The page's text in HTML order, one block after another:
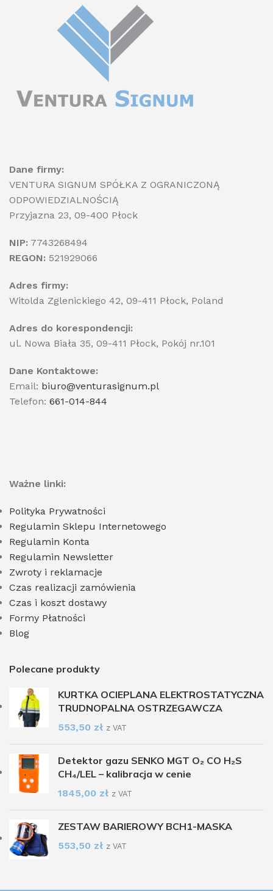
Dane firmy:
VENTURA SIGNUM SPÓŁKA Z OGRANICZONĄ
ODPOWIEDZIALNOŚCIĄ
Przyjazna 23, 09-400 Płock
NIP: 7743268494
REGON: 521929066
Adres firmy:
Witolda Zglenickiego 42, 09-411 Płock, Poland
Adres do korespondencji:
ul. Nowa Biała 35, 09-411 Płock, Pokój nr.101
Dane Kontaktowe:
Email: biuro@venturasignum.pl
Telefon: 661-014-844
Ważne linki:
Polityka Prywatności
Regulamin Sklepu Internetowego
Regulamin Konta
Regulamin Newsletter
Zwroty i reklamacje
Czas realizacji zamówienia
Czas i koszt dostawy
Formy Płatności
Blog
Polecane produkty
KURTKA OCIEPLANA ELEKTROSTATYCZNA
TRUDNOPALNA OSTRZEGAWCZA
553,50 zł z VAT
Detektor gazu SENKO MGT O₂ CO H₂S
CH₄/LEL – kalibracja w cenie
1845,00 zł z VAT
ZESTAW BARIEROWY BCH1-MASKA
553,50 zł z VAT